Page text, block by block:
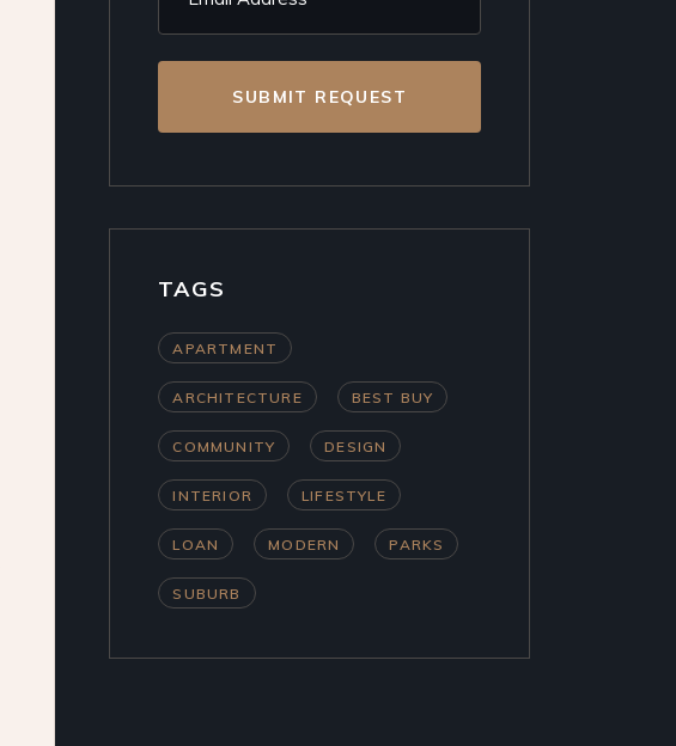
SUBMIT REQUEST
TAGS
APARTMENT
ARCHITECTURE BEST BUY
COMMUNITY DESIGN
INTERIOR LIFESTYLE
LOAN MODERN PARKS
SUBURB